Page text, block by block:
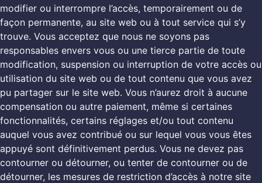
modifier ou interrompre l’accès, temporairement ou de
façon permanente, au site web ou à tout service qui s’y
trouve. Vous acceptez que nous ne soyons pas
responsables envers vous ou une tierce partie de toute
modification, suspension ou interruption de votre accès ou
utilisation du site web ou de tout contenu que vous avez
pu partager sur le site web. Vous n’aurez droit à aucune
compensation ou autre paiement, même si certaines
fonctionnalités, certains réglages et/ou tout contenu
auquel vous avez contribué ou sur lequel vous vous êtes
appuyé sont définitivement perdus. Vous ne devez pas
contourner ou détourner, ou tenter de contourner ou de
détourner, les mesures de restriction d’accès à notre site